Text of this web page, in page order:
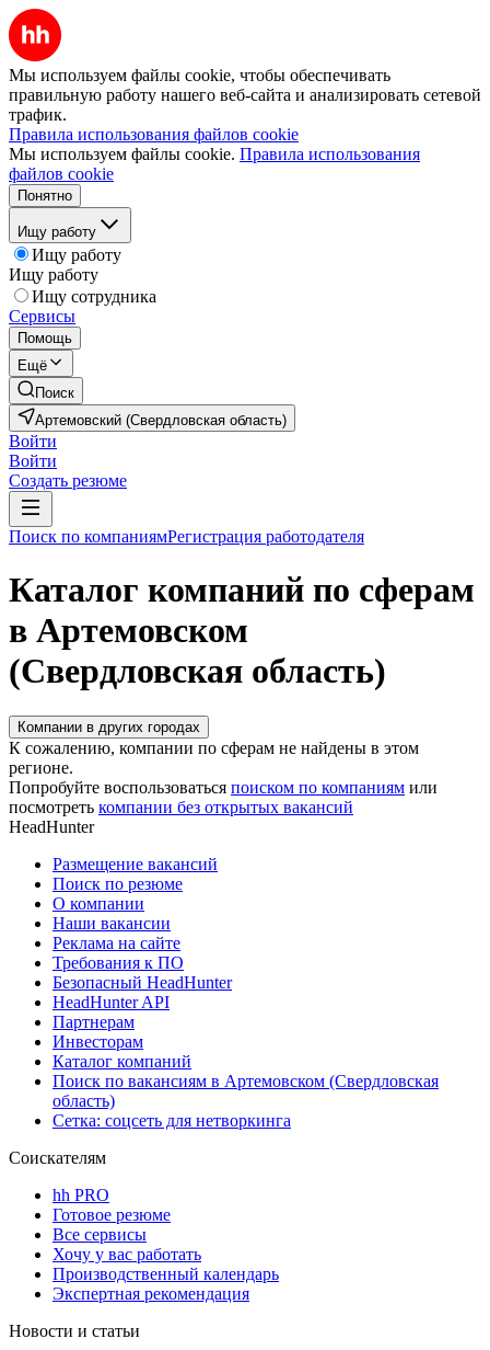
Мы используем файлы cookie, чтобы обеспечивать
правильную работу нашего веб-сайта и анализировать сетевой
трафик.
Правила использования файлов cookie
Мы используем файлы cookie. Правила использования
файлов cookie
Понятно
Ищу работу
Ищу работу
Ищу работу
Ищу сотрудника
Сервисы
Помощь
Ещё
Поиск
Артемовский (Свердловская область)
Войти
Войти
Создать резюме
Поиск по компаниямРегистрация работодателя
Каталог компаний по сферам
в Артемовском
(Свердловская область)
Компании в других городах
К сожалению, компании по сферам не найдены в этом
регионе.
Попробуйте воспользоваться поиском по компаниям или
посмотреть компании без открытых вакансий
HeadHunter
Размещение вакансий
Поиск по резюме
О компании
Наши вакансии
Реклама на сайте
Требования к ПО
Безопасный HeadHunter
HeadHunter API
Партнерам
Инвесторам
Каталог компаний
Поиск по вакансиям в Артемовском (Свердловская
область)
Сетка: соцсеть для нетворкинга
Соискателям
hh PRO
Готовое резюме
Все сервисы
Хочу у вас работать
Производственный календарь
Экспертная рекомендация
Новости и статьи